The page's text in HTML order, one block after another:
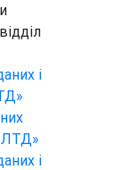
і
ЛТД»
і